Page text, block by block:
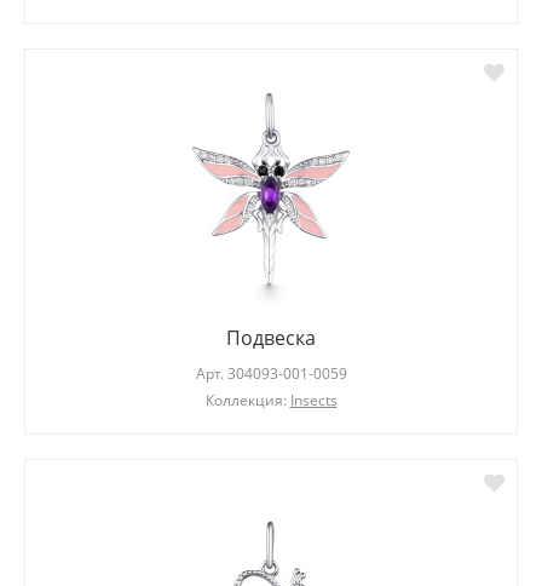
Подвеска
Арт. 304093-001-0059
Коллекция: Insects